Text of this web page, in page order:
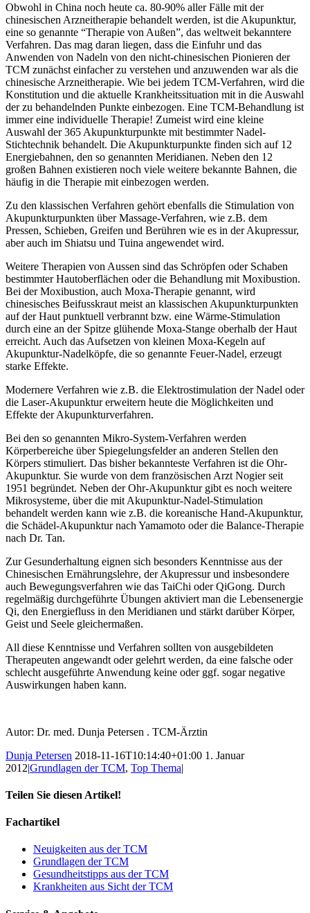
Obwohl in China noch heute ca. 80-90% aller Fälle mit der
chinesischen Arzneitherapie behandelt werden, ist die Akupunktur,
eine so genannte “Therapie von Außen”, das weltweit bekanntere
Verfahren. Das mag daran liegen, dass die Einfuhr und das
Anwenden von Nadeln von den nicht-chinesischen Pionieren der
TCM zunächst einfacher zu verstehen und anzuwenden war als die
chinesische Arzneitherapie. Wie bei jedem TCM-Verfahren, wird die
Konstitution und die aktuelle Krankheitssituation mit in die Auswahl
der zu behandelnden Punkte einbezogen. Eine TCM-Behandlung ist
immer eine individuelle Therapie! Zumeist wird eine kleine
Auswahl der 365 Akupunkturpunkte mit bestimmter Nadel-
Stichtechnik behandelt. Die Akupunkturpunkte finden sich auf 12
Energiebahnen, den so genannten Meridianen. Neben den 12
großen Bahnen existieren noch viele weitere bekannte Bahnen, die
häufig in die Therapie mit einbezogen werden.
Zu den klassischen Verfahren gehört ebenfalls die Stimulation von
Akupunkturpunkten über Massage-Verfahren, wie z.B. dem
Pressen, Schieben, Greifen und Berühren wie es in der Akupressur,
aber auch im Shiatsu und Tuina angewendet wird.
Weitere Therapien von Aussen sind das Schröpfen oder Schaben
bestimmter Hautoberflächen oder die Behandlung mit Moxibustion.
Bei der Moxibustion, auch Moxa-Therapie genannt, wird
chinesisches Beifusskraut meist an klassischen Akupunkturpunkten
auf der Haut punktuell verbrannt bzw. eine Wärme-Stimulation
durch eine an der Spitze glühende Moxa-Stange oberhalb der Haut
erreicht. Auch das Aufsetzen von kleinen Moxa-Kegeln auf
Akupunktur-Nadelköpfe, die so genannte Feuer-Nadel, erzeugt
starke Effekte.
Modernere Verfahren wie z.B. die Elektrostimulation der Nadel oder
die Laser-Akupunktur erweitern heute die Möglichkeiten und
Effekte der Akupunkturverfahren.
Bei den so genannten Mikro-System-Verfahren werden
Körperbereiche über Spiegelungsfelder an anderen Stellen den
Körpers stimuliert. Das bisher bekannteste Verfahren ist die Ohr-
Akupunktur. Sie wurde von dem französischen Arzt Nogier seit
1951 begründet. Neben der Ohr-Akupunktur gibt es noch weitere
Mikrosysteme, über die mit Akupunktur-Nadel-Stimulation
behandelt werden kann wie z.B. die koreanische Hand-Akupunktur,
die Schädel-Akupunktur nach Yamamoto oder die Balance-Therapie
nach Dr. Tan.
Zur Gesunderhaltung eignen sich besonders Kenntnisse aus der
Chinesischen Ernährungslehre, der Akupressur und insbesondere
auch Bewegungsverfahren wie das TaiChi oder QiGong. Durch
regelmäßig durchgeführte Übungen aktiviert man die Lebensenergie
Qi, den Energiefluss in den Meridianen und stärkt darüber Körper,
Geist und Seele gleichermaßen.
All diese Kenntnisse und Verfahren sollten von ausgebildeten
Therapeuten angewandt oder gelehrt werden, da eine falsche oder
schlecht ausgeführte Anwendung keine oder ggf. sogar negative
Auswirkungen haben kann.
Autor: Dr. med. Dunja Petersen . TCM-Ärztin
Dunja Petersen 2018-11-16T10:14:40+01:00 1. Januar
2012|Grundlagen der TCM, Top Thema|
Teilen Sie diesen Artikel!
Facebook
Twitter
Linkedin
Reddit
Tumblr
Google+
Pinterest
Vk
Email
Fachartikel
Neuigkeiten aus der TCM
Grundlagen der TCM
Gesundheitstipps aus der TCM
Krankheiten aus Sicht der TCM